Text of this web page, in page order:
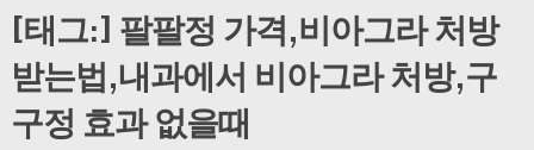
[태그:]팔팔정 가격,비아그라 처방
받는법,내과에서 비아그라 처방,구
구정 효과 없을때